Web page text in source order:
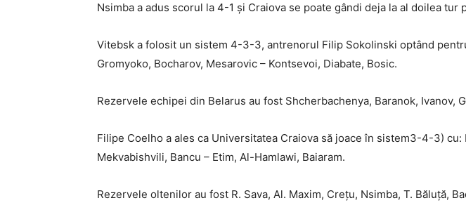
Nsimba a adus scorul la 4-1 și Craiova se poate gândi deja la al doilea tur
Vitebsk a folosit un sistem 4-3-3, antrenorul Filip Sokolinski optând
Gromyoko, Bocharov, Mesarovic – Kontsevoi, Diabate, Bosic.
Rezervele echipei din Belarus au fost Shcherbachenya, Baranok, Ivanov,
Filipe Coelho a ales ca Universitatea Craiova să joace în sistem3-4-3)
Mekvabishvili, Bancu – Etim, Al-Hamlawi, Baiaram.
Rezervele oltenilor au fost R. Sava, Al. Maxim, Crețu, Nsimba, T. Băluță,